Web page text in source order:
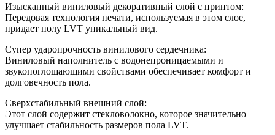
Изысканный виниловый декоративный слой с принтом:
Передовая технология печати, используемая в этом слое,
придает полу LVT уникальный вид.
Супер ударопрочность винилового сердечника:
Виниловый наполнитель с водонепроницаемыми и
звукопоглощающими свойствами обеспечивает комфорт и
долговечность пола.
Сверхстабильный внешний слой:
Этот слой содержит стекловолокно, которое значительно
улучшает стабильность размеров пола LVT.